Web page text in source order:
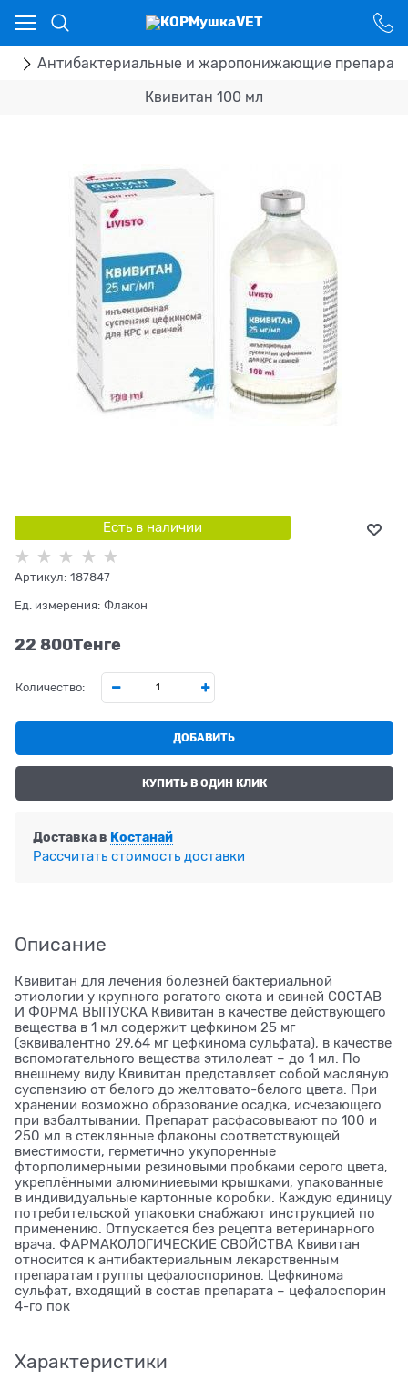
Антибактериальные и жаропонижающие
Квивитан 100 мл
Есть в наличии
Артикул: 187847
Ед. измерения: Флакон
22 800Tенге
Количество:
ДОБАВИТЬ
КУПИТЬ В ОДИН КЛИК
Доставка в Костанай
Рассчитать стоимость доставки
Описание
Квивитан для лечения болезней бактериальной
этиологии у крупного рогатого скота и свиней СОСТАВ
И ФОРМА ВЫПУСКА Квивитан в качестве действующего
вещества в 1 мл содержит цефкином 25 мг
(эквивалентно 29,64 мг цефкинома сульфата), в качестве
вспомогательного вещества этилолеат – до 1 мл. По
внешнему виду Квивитан представляет собой масляную
суспензию от белого до желтовато-белого цвета. При
хранении возможно образование осадка, исчезающего
при взбалтывании. Препарат расфасовывают по 100 и
250 мл в стеклянные флаконы соответствующей
вместимости, герметично укупоренные
фторполимерными резиновыми пробками серого цвета,
укреплёнными алюминиевыми крышками, упакованные
в индивидуальные картонные коробки. Каждую единицу
потребительской упаковки снабжают инструкцией по
применению. Отпускается без рецепта ветеринарного
врача. ФАРМАКОЛОГИЧЕСКИЕ СВОЙСТВА Квивитан
относится к антибактериальным лекарственным
препаратам группы цефалоспоринов. Цефкинома
сульфат, входящий в состав препарата – цефалоспорин
4-го пок
Характеристики
Ваш город - Костанай,
угадали?